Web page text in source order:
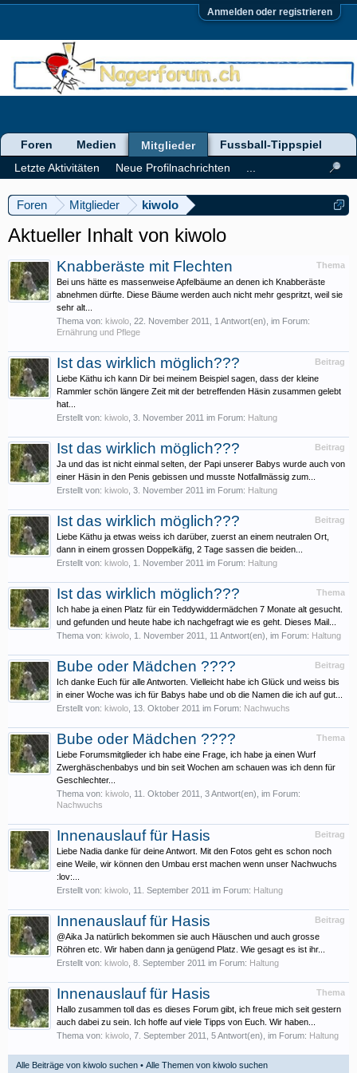
Anmelden oder registrieren
Foren Mitglieder kiwolo
Aktueller Inhalt von kiwolo
Thema
Knabberäste mit Flechten
Bei uns hätte es massenweise Apfelbäume an denen ich Knabberäste
abnehmen dürfte. Diese Bäume werden auch nicht mehr gespritzt, weil sie
sehr alt...
Thema von: kiwolo 22. November 2011
, 1 Antwort(en), im Forum:
Ernährung und Pflege
Beitrag
Ist das wirklich möglich???
Liebe Käthu ich kann Dir bei meinem Beispiel sagen, dass der kleine
Rammler schön längere Zeit mit der betreffenden Häsin zusammen gelebt
hat...
Erstellt von: kiwolo 3. November 2011 im Forum: Haltung
Beitrag
Ist das wirklich möglich???
Ja und das ist nicht einmal selten, der Papi unserer Babys wurde auch von
einer Häsin in den Penis gebissen und musste Notfallmässig zum...
Erstellt von: kiwolo 3. November 2011 im Forum: Haltung
Beitrag
Ist das wirklich möglich???
Liebe Käthu ja etwas weiss ich darüber, zuerst an einem neutralen Ort,
dann in einem grossen Doppelkäfig, 2 Tage sassen die beiden...
Erstellt von: kiwolo 1. November 2011 im Forum: Haltung
Thema
Ist das wirklich möglich???
Ich habe ja einen Platz für ein Teddywiddermädchen 7 Monate alt gesucht.
und gefunden und heute habe ich nachgefragt wie es geht. Dieses Mail...
Thema von: kiwolo 1. November 2011 , 11 Antwort(en), im Forum: Haltung
Beitrag
Bube oder Mädchen ????
Ich danke Euch für alle Antworten. Vielleicht habe ich Glück und weiss bis
in einer Woche was ich für Babys habe und ob die Namen die ich auf gut...
Erstellt von: kiwolo 13. Oktober 2011 im Forum: Nachwuchs
Thema
Bube oder Mädchen ????
Liebe Forumsmitglieder ich habe eine Frage, ich habe ja einen Wurf
Zwerghäschenbabys und bin seit Wochen am schauen was ich denn für
Geschlechter...
Thema von: kiwolo 11. Oktober 2011
, 3 Antwort(en), im Forum:
Nachwuchs
Beitrag
Innenauslauf für Hasis
Liebe Nadia danke für deine Antwort. Mit den Fotos geht es schon noch
eine Weile, wir können den Umbau erst machen wenn unser Nachwuchs
:lov:...
Erstellt von: kiwolo 11. September 2011 im Forum: Haltung
Beitrag
Innenauslauf für Hasis
@Aika Ja natürlich bekommen sie auch Häuschen und auch grosse
Röhren etc. Wir haben dann ja genügend Platz. Wie gesagt es ist ihr...
Erstellt von: kiwolo 8. September 2011 im Forum: Haltung
Thema
Innenauslauf für Hasis
Hallo zusammen toll das es dieses Forum gibt, ich freue mich seit gestern
auch dabei zu sein. Ich hoffe auf viele Tipps von Euch. Wir haben...
Thema von: kiwolo 7. September 2011 , 5 Antwort(en), im Forum: Haltung
Alle Beiträge von kiwolo suchen Alle Themen von kiwolo suchen
Foren Medien
Mitglieder
Letzte Aktivitäten
Neue Profilnachrichten
Fussball-Tippspiel